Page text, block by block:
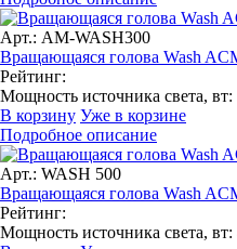
Арт.: AM-WASH300
Вращающаяся голова Wash
Рейтинг:
Мощность источника света, вт:
В корзину Уже в корзине
Подробное описание
Арт.: WASH 500
Вращающаяся голова Wash
Рейтинг:
Мощность источника света, вт: